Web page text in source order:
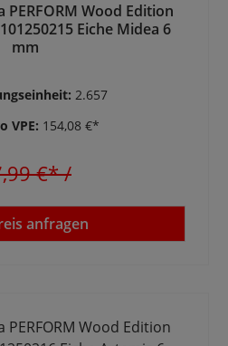
Wood Edition
Eiche Midea 6
mm
2.657
VPE: 154,08 €*
€*/
anfragen